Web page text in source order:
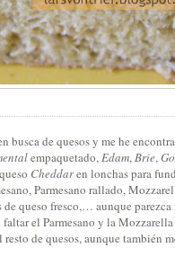
busca de quesos y me he
empaquetado,Edam,Brie,
Cheddaren lonchas para
Parmesano rallado,
de queso fresco,… aunque
el Parmesano y la
resto de quesos, aunque también